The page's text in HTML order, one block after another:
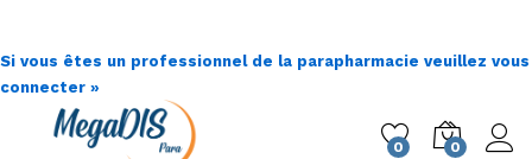
Si vous êtes un professionnel de la parapharmacie veuillez vous
connecter »
0 0